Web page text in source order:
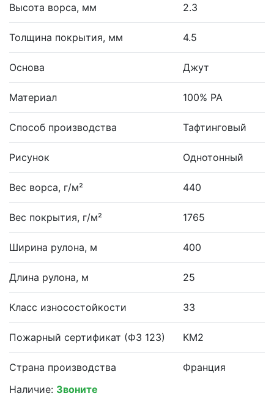
Высота ворса, мм 2.3
Толщина покрытия, мм 4.5
Основа Джут
Материал 100% PA
Способ производства Тафтинговый
Рисунок Однотонный
Вес ворса, г/м² 440
Вес покрытия, г/м² 1765
Ширина рулона, м 400
Длина рулона, м 25
Класс износостойкости 33
Пожарный сертификат (ФЗ 123) КМ2
Страна производства
Франция
Наличие: Звоните